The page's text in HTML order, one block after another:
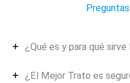
¿Qué es y para qué
¿El Mejor Trato es